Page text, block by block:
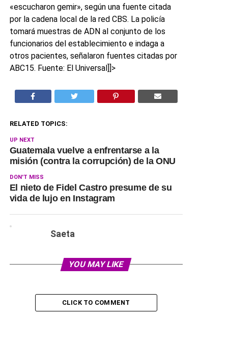
«escucharon gemir», según una fuente citada
por la cadena local de la red CBS. La policía
tomará muestras de ADN al conjunto de los
funcionarios del establecimiento e indaga a
otros pacientes, señalaron fuentes citadas por
ABC15. Fuente: El Universal]]>
RELATED TOPICS:
UP NEXT
Guatemala vuelve a enfrentarse a la
misión (contra la corrupción) de la ONU
DON'T MISS
El nieto de Fidel Castro presume de su
vida de lujo en Instagram
Saeta
YOU MAY LIKE
CLICK TO COMMENT